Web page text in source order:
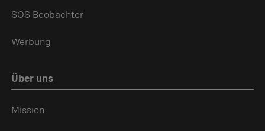
SOS Beobachter
Werbung
Über uns
Mission